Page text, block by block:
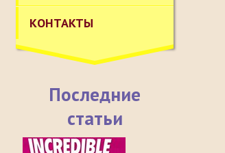
КОНТАКТЫ
Последние
статьи